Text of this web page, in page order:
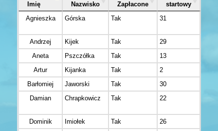
Imię Nazwisko Zapłacone
startowy
Agnieszka
Górska Tak 31
Andrzej Kijek Tak 29
Aneta
Pszczółka Tak 13
Artur
Kijanka Tak 2
Barłomiej
Jaworski Tak 30
Damian
Chrapkowicz Tak 22
Dominik
Imiołek Tak 26